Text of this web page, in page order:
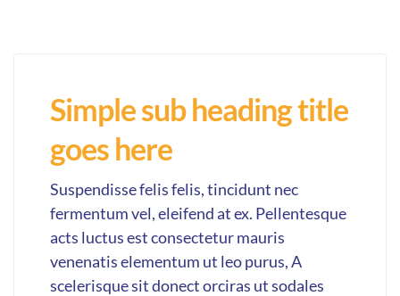
Simple sub heading title
goes here
Suspendisse felis felis, tincidunt nec
fermentum vel, eleifend at ex. Pellentesque
acts luctus est consectetur mauris
venenatis elementum ut leo purus, A
scelerisque sit donect orciras ut sodales